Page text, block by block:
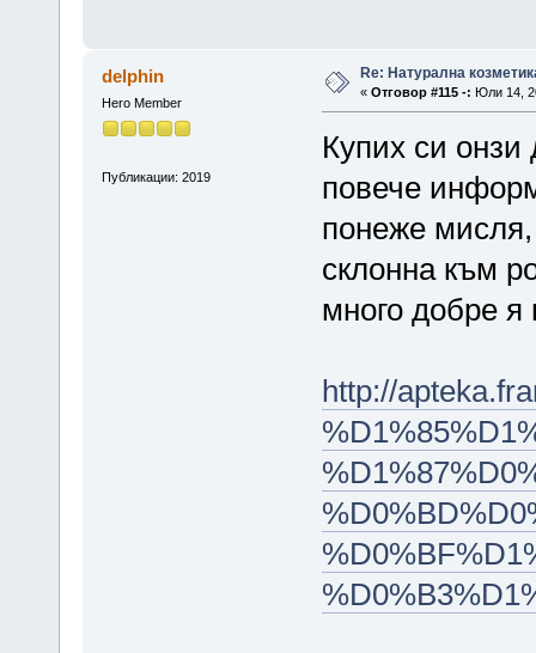
delphin
Hero Member
Публикации: 2019
Re: Натурална
« Отговор #115 -: Юли 14,
Купих си онзи
повече
понеже мисля,
склонна към
много добре
http://